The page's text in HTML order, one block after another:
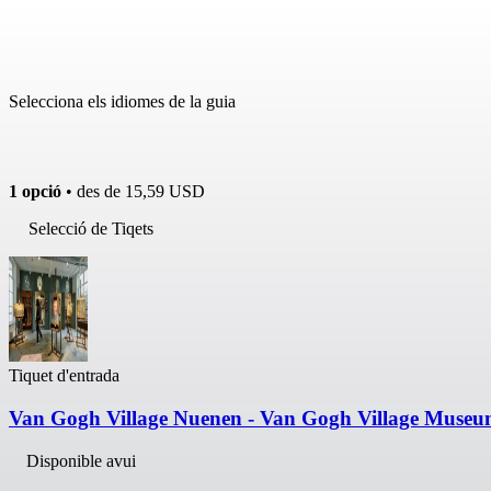
Selecciona els idiomes de la guia
1 opció • des de 15,59 USD
Selecció de Tiqets
Tiquet d'entrada
Van Gogh Village Nuenen - Van Gogh Village
Disponible avui